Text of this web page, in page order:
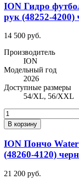
ION Гидро
рук (48252-4200)
14 500 руб.
Производитель
ION
Модельный год
2026
Доступные размеры
54/XL, 56/XXL
В корзину
ION Пончо
(48260-4120)
21 200 руб.